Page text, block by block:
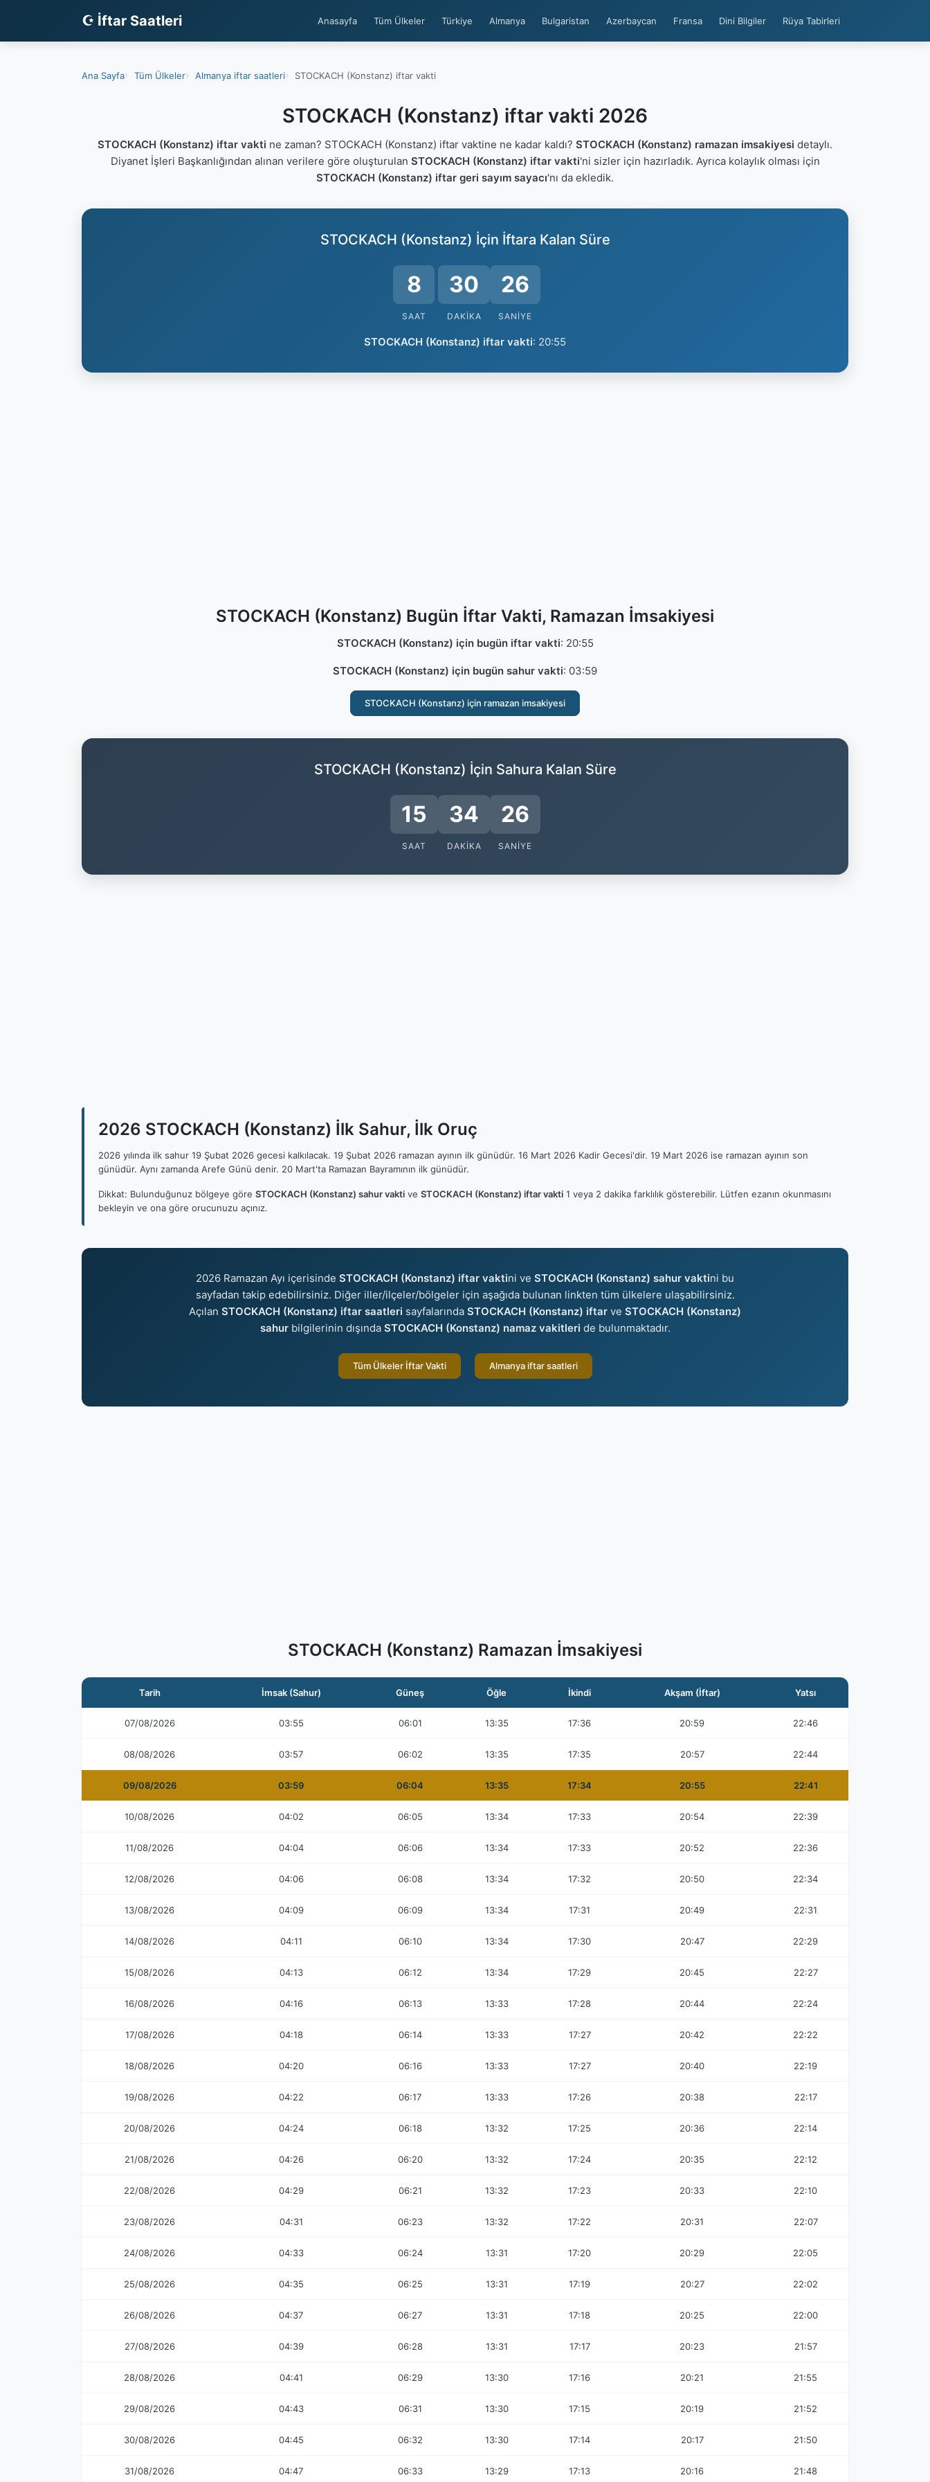
☪ İftar Saatleri Anasayfa Tüm Ülkeler Türkiye Almanya Bulgaristan Azerbaycan Fransa Dini Bilgiler Rüya Tabirleri
Ana Sayfa Tüm Ülkeler Almanya iftar saatleri STOCKACH (Konstanz) iftar vakti
STOCKACH (Konstanz) iftar vakti 2026
STOCKACH (Konstanz) iftar vakti ne zaman? STOCKACH (Konstanz) iftar vaktine ne kadar kaldı? STOCKACH (Konstanz) ramazan imsakiyesi detaylı.
Diyanet İşleri Başkanlığından alınan verilere göre oluşturulan STOCKACH (Konstanz) iftar vakti'ni sizler için hazırladık. Ayrıca kolaylık olması için
STOCKACH (Konstanz) iftar geri sayım sayacı'nı da ekledik.
STOCKACH (Konstanz) İçin İftara Kalan Süre
8
SAAT
30
DAKIKA
25
SANIYE
STOCKACH (Konstanz) iftar vakti: 20:55
STOCKACH (Konstanz) Bugün İftar Vakti, Ramazan İmsakiyesi
STOCKACH (Konstanz) için bugün iftar vakti: 20:55
STOCKACH (Konstanz) için bugün sahur vakti: 03:59
STOCKACH (Konstanz) için ramazan imsakiyesi
STOCKACH (Konstanz) İçin Sahura Kalan Süre
15
SAAT
34
DAKIKA
25
SANIYE
2026 STOCKACH (Konstanz) İlk Sahur, İlk Oruç
2026 yılında ilk sahur 19 Şubat 2026 gecesi kalkılacak. 19 Şubat 2026 ramazan ayının ilk günüdür. 16 Mart 2026 Kadir Gecesi'dir. 19 Mart 2026 ise ramazan ayının son
günüdür. Aynı zamanda Arefe Günü denir. 20 Mart'ta Ramazan Bayramının ilk günüdür.
Dikkat: Bulunduğunuz bölgeye göre STOCKACH (Konstanz) sahur vakti ve STOCKACH (Konstanz) iftar vakti 1 veya 2 dakika farklılık gösterebilir. Lütfen ezanın okunmasını
bekleyin ve ona göre orucunuzu açınız.
2026 Ramazan Ayı içerisinde STOCKACH (Konstanz) iftar vaktini ve STOCKACH (Konstanz) sahur vaktini bu
sayfadan takip edebilirsiniz. Diğer iller/ilçeler/bölgeler için aşağıda bulunan linkten tüm ülkelere ulaşabilirsiniz.
Açılan STOCKACH (Konstanz) iftar saatleri sayfalarında STOCKACH (Konstanz) iftar ve STOCKACH (Konstanz)
sahurbilgilerinin dışında STOCKACH (Konstanz) namaz vakitleri de bulunmaktadır.
Tüm Ülkeler İftar Vakti Almanya iftar saatleri
STOCKACH (Konstanz) Ramazan İmsakiyesi
Tarih İmsak (Sahur) Güneş Öğle İkindi Akşam (İftar) Yatsı
07/08/2026 03:55 06:01 13:35 17:36 20:59 22:46
08/08/2026 03:57 06:02 13:35 17:35 20:57 22:44
09/08/2026 03:59 06:04 13:35 17:34 20:55 22:41
10/08/2026 04:02 06:05 13:34 17:33 20:54 22:39
11/08/2026 04:04 06:06 13:34 17:33 20:52 22:36
12/08/2026 04:06 06:08 13:34 17:32 20:50 22:34
13/08/2026 04:09 06:09 13:34 17:31 20:49 22:31
14/08/2026 04:11 06:10 13:34 17:30 20:47 22:29
15/08/2026 04:13 06:12 13:34 17:29 20:45 22:27
16/08/2026 04:16 06:13 13:33 17:28 20:44 22:24
17/08/2026 04:18 06:14 13:33 17:27 20:42 22:22
18/08/2026 04:20 06:16 13:33 17:27 20:40 22:19
19/08/2026 04:22 06:17 13:33 17:26 20:38 22:17
20/08/2026 04:24 06:18 13:32 17:25 20:36 22:14
21/08/2026 04:26 06:20 13:32 17:24 20:35 22:12
22/08/2026 04:29 06:21 13:32 17:23 20:33 22:10
23/08/2026 04:31 06:23 13:32 17:22 20:31 22:07
24/08/2026 04:33 06:24 13:31 17:20 20:29 22:05
25/08/2026 04:35 06:25 13:31 17:19 20:27 22:02
26/08/2026 04:37 06:27 13:31 17:18 20:25 22:00
27/08/2026 04:39 06:28 13:31 17:17 20:23 21:57
28/08/2026 04:41 06:29 13:30 17:16 20:21 21:55
29/08/2026 04:43 06:31 13:30 17:15 20:19 21:52
30/08/2026 04:45 06:32 13:30 17:14 20:17 21:50
31/08/2026 04:47 06:33 13:29 17:13 20:16 21:48